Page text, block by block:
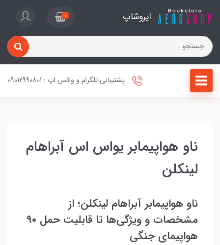
ایروشاپ 0
پشتیبانی تلگرام و واتس اپ : 09012990801
ناو هواپیمابر یواس اس آبراهام
لینکلن
ناو هواپیمابر آبراهام لینکلن؛ از
مشخصات و ویژگی‌ها تا قابلیت حمل ۹۰
هواپیمای جنگی